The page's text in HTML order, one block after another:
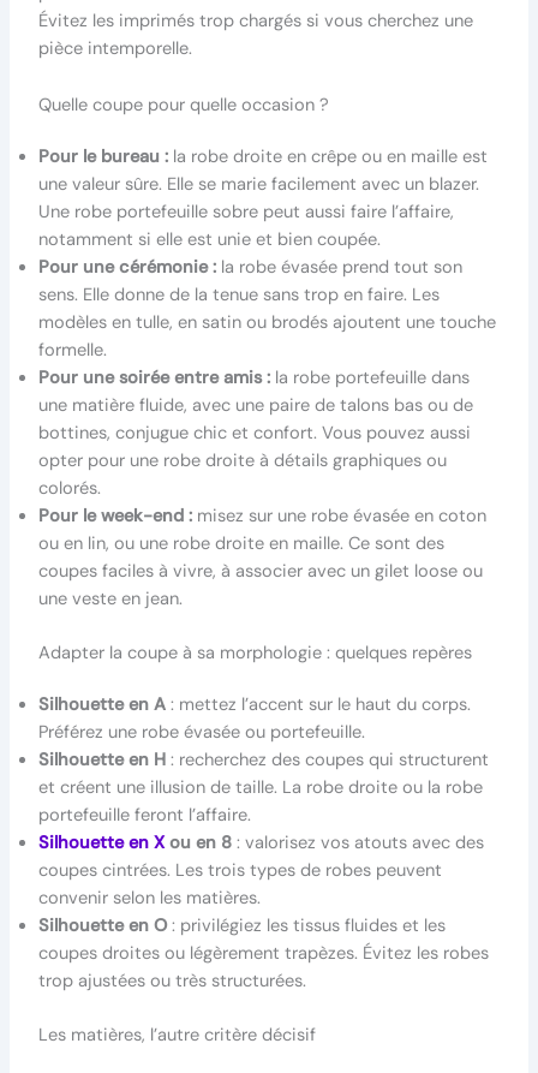
Évitez les imprimés trop chargés si vous cherchez une
pièce intemporelle.
Quelle coupe pour quelle occasion ?
Pour le bureau :la robe droite en crêpe ou en maille est
une valeur sûre. Elle se marie facilement avec un blazer.
Une robe portefeuille sobre peut aussi faire l’affaire,
notamment si elle est unie et bien coupée.
Pour une cérémonie :la robe évasée prend tout son
sens. Elle donne de la tenue sans trop en faire. Les
modèles en tulle, en satin ou brodés ajoutent une touche
formelle.
Pour une soirée entre amis :la robe portefeuille dans
une matière fluide, avec une paire de talons bas ou de
bottines, conjugue chic et confort. Vous pouvez aussi
opter pour une robe droite à détails graphiques ou
colorés.
Pour le week-end :misez sur une robe évasée en coton
ou en lin, ou une robe droite en maille. Ce sont des
coupes faciles à vivre, à associer avec un gilet loose ou
une veste en jean.
Adapter la coupe à sa morphologie : quelques repères
Silhouette en A: mettez l’accent sur le haut du corps.
Préférez une robe évasée ou portefeuille.
Silhouette en H: recherchez des coupes qui structurent
et créent une illusion de taille. La robe droite ou la robe
portefeuille feront l’affaire.
Silhouette en Xou en 8: valorisez vos atouts avec des
coupes cintrées. Les trois types de robes peuvent
convenir selon les matières.
Silhouette en O: privilégiez les tissus fluides et les
coupes droites ou légèrement trapèzes. Évitez les robes
trop ajustées ou très structurées.
Les matières, l’autre critère décisif